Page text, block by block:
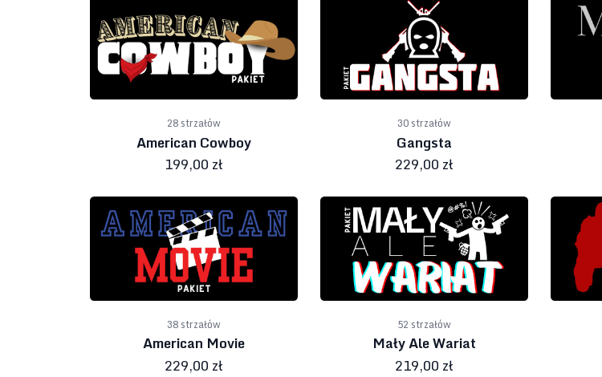
28 strzałów
American Cowboy
199,00 zł
30 strzałów
Gangsta
229,00 zł
38 strzałów
American Movie
229,00 zł
52 strzałów
Mały Ale Wariat
219,00 zł